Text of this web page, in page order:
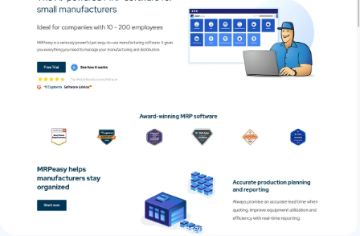
MRPEasy: présentation